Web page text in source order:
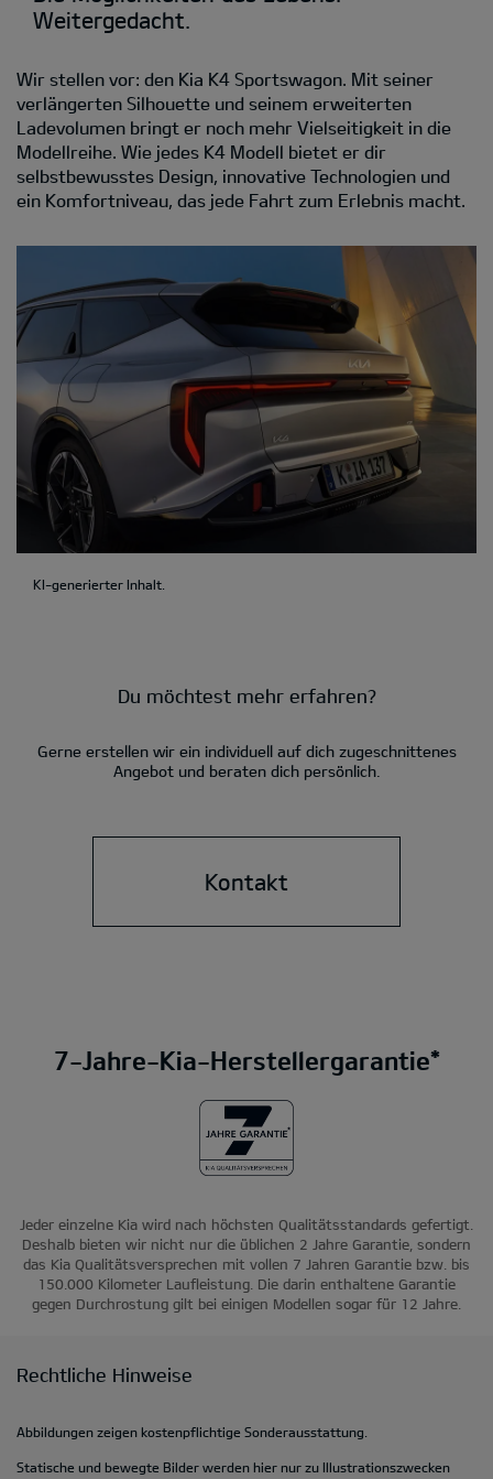
Weitergedacht.
Wir stellen vor: den Kia K4 Sportswagon. Mit seiner
verlängerten Silhouette und seinem erweiterten
Ladevolumen bringt er noch mehr Vielseitigkeit in die
Modellreihe. Wie jedes K4 Modell bietet er dir
selbstbewusstes Design, innovative Technologien und
ein Komfortniveau, das jede Fahrt zum Erlebnis macht.
KI-generierter Inhalt.
Du möchtest mehr erfahren?
Gerne erstellen wir ein individuell auf dich zugeschnittenes
Angebot und beraten dich persönlich.
Kontakt
7-Jahre-Kia-Herstellergarantie*
Jeder einzelne Kia wird nach höchsten Qualitätsstandards gefertigt.
Deshalb bieten wir nicht nur die üblichen 2 Jahre Garantie, sondern
das Kia Qualitätsversprechen mit vollen 7 Jahren Garantie bzw. bis
150.000 Kilometer Laufleistung. Die darin enthaltene Garantie
gegen Durchrostung gilt bei einigen Modellen sogar für 12 Jahre.
Rechtliche Hinweise
Abbildungen zeigen kostenpflichtige Sonderausstattung.
Statische und bewegte Bilder werden hier nur zu Illustrationszwecken